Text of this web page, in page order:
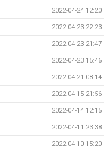
2022-04-24 12:20
2022-04-23 22:23
2022-04-23 21:47
2022-04-23 15:46
2022-04-21 08:14
2022-04-15 21:56
2022-04-14 12:15
2022-04-11 23:38
2022-04-10 15:20